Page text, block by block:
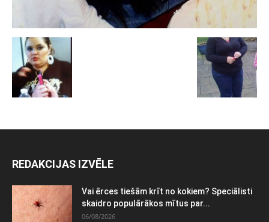
REDAKCIJAS IZVĒLE
Vai ērces tiešām krīt no kokiem? Speciālisti
skaidro populārākos mītus par...
06/08/2026